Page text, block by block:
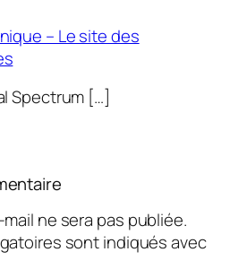
– Le site des
Spectrum […]
ne sera pas publiée.
sont indiqués avec